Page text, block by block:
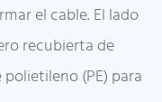
el cable. El lado
recubierta de
(PE) para